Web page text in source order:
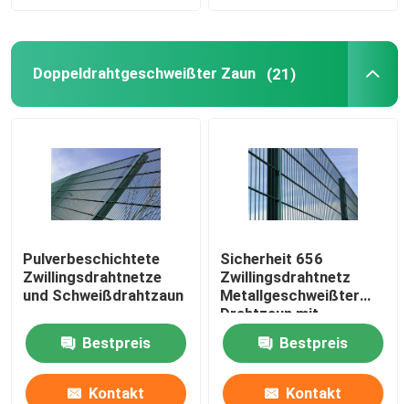
Doppeldrahtgeschweißter Zaun (21)
Pulverbeschichtete
Zwillingsdrahtnetze
und Schweißdrahtzaun
Bestpreis
Kontakt
Sicherheit 656
Zwillingsdrahtnetz
Metallgeschweißter
Drahtzaun mit
Quadratpfosten
Bestpreis
Kontakt